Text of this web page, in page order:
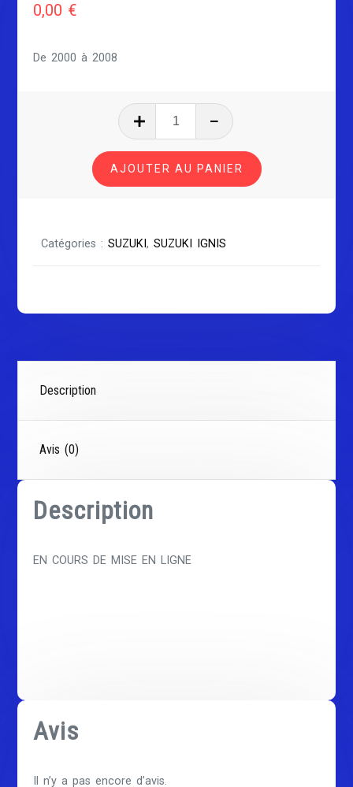
0,00 €
De 2000 à 2008
quantité
SUZUKI
IGNIS
SÉRIE
AJOUTER AU PANIER
Catégories :SUZUKI,SUZUKI IGNIS
Description
Avis (0)
Description
EN COURS DE MISE EN LIGNE
Avis
Il n’y a pas encore d’avis.